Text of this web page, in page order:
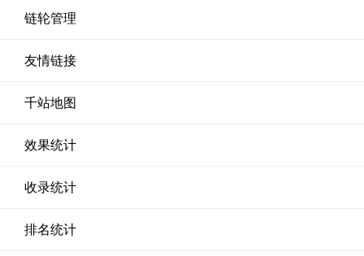
链轮管理
友情链接
千站地图
效果统计
收录统计
排名统计